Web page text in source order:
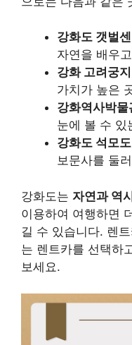
강화도 갯벌센
자연을 배우
강화 고려궁지
가치가 높은
강화역사박물
눈에 볼 수 있
강화도 석모도
보문사를 둘
강화도는 자연과 역
이용하여 여행하면
길 수 있습니다. 렌
는 렌트카를 선택하
보세요.